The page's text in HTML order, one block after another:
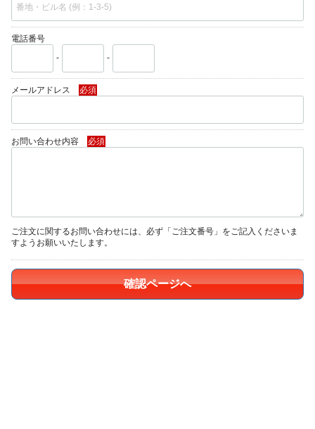
電話番号
-
-
メールアドレス 必須
お問い合わせ内容 必須
ご注文に関するお問い合わせには、必ず「ご注文番号」をご記入くださいま
すようお願いいたします。
確認ページへ